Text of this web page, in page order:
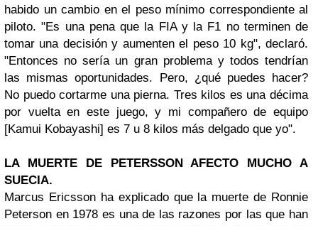
habido un cambio en el peso mínimo correspondiente al
piloto. "Es una pena que la FIA y la F1 no terminen de
tomar una decisión y aumenten el peso 10 kg", declaró.
"Entonces no sería un gran problema y todos tendrían
las mismas oportunidades. Pero, ¿qué puedes hacer?
No puedo cortarme una pierna. Tres kilos es una décima
por vuelta en este juego, y mi compañero de equipo
[Kamui Kobayashi] es 7 u 8 kilos más delgado que yo".
LA MUERTE DE PETERSSON AFECTO MUCHO A
SUECIA.
Marcus Ericsson ha explicado que la muerte de Ronnie
Peterson en 1978 es una de las razones por las que han